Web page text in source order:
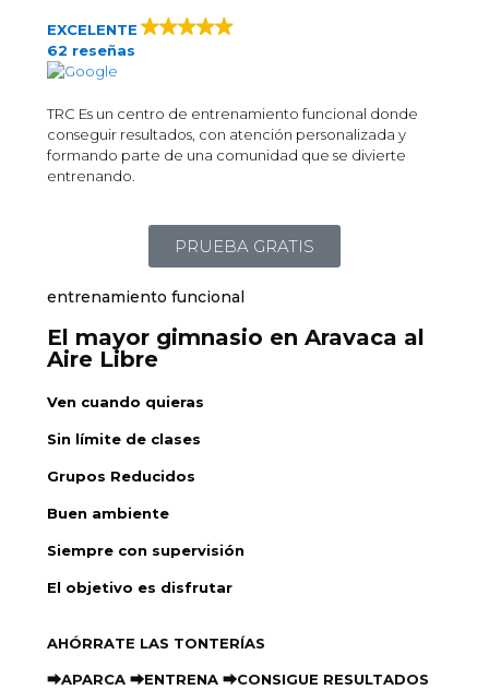
EXCELENTE
62 reseñas
TRC Es un centro de entrenamiento funcional donde
conseguir resultados, con atención personalizada y
formando parte de una comunidad que se divierte
entrenando.
PRUEBA GRATIS
entrenamiento funcional
El mayor gimnasio en Aravaca al
Aire Libre
Ven cuando quieras
Sin límite de clases
Grupos Reducidos
Buen ambiente
Siempre con supervisión
El objetivo es disfrutar
AHÓRRATE LAS TONTERÍAS
⮕APARCA ⮕ENTRENA ⮕CONSIGUE RESULTADOS